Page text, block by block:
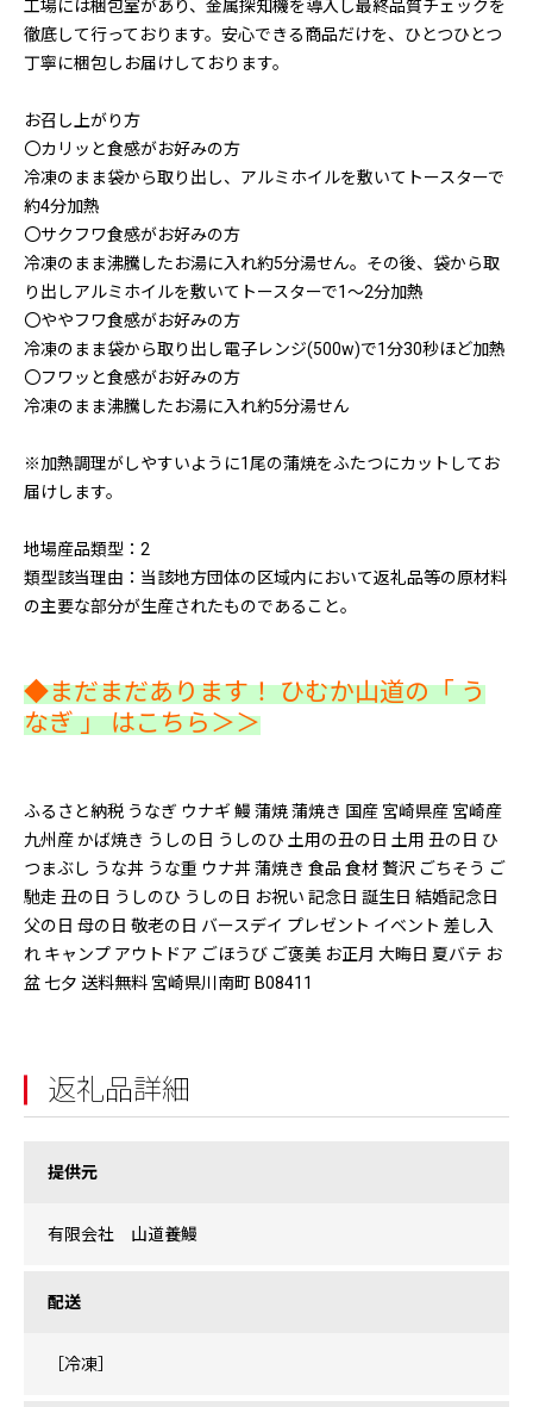
工場には梱包室があり、金属探知機を導入し最終品質チェックを
徹底して行っております。安心できる商品だけを、ひとつひとつ
丁寧に梱包しお届けしております。
お召し上がり方
〇カリッと食感がお好みの方
冷凍のまま袋から取り出し、アルミホイルを敷いてトースターで
約4分加熱
〇サクフワ食感がお好みの方
冷凍のまま沸騰したお湯に入れ約5分湯せん。その後、袋から取
り出しアルミホイルを敷いてトースターで1〜2分加熱
〇ややフワ食感がお好みの方
冷凍のまま袋から取り出し電子レンジ(500w)で1分30秒ほど加熱
〇フワッと食感がお好みの方
冷凍のまま沸騰したお湯に入れ約5分湯せん
※加熱調理がしやすいように1尾の蒲焼をふたつにカットしてお
届けします。
地場産品類型：2
類型該当理由：当該地方団体の区域内において返礼品等の原材料
の主要な部分が生産されたものであること。
◆まだまだあります！ ひむか山道の「 う
なぎ 」 はこちら＞＞
ふるさと納税 うなぎ ウナギ 鰻 蒲焼 蒲焼き 国産 宮崎県産 宮崎産
九州産 かば焼き うしの日 うしのひ 土用の丑の日 土用 丑の日 ひ
つまぶし うな丼 うな重 ウナ丼 蒲焼き 食品 食材 贅沢 ごちそう ご
馳走 丑の日 うしのひ うしの日 お祝い 記念日 誕生日 結婚記念日
父の日 母の日 敬老の日 バースデイ プレゼント イベント 差し入
れ キャンプ アウトドア ごほうび ご褒美 お正月 大晦日 夏バテ お
盆 七夕 送料無料 宮崎県川南町 B08411
返礼品詳細
提供元
有限会社 山道養鰻
配送
［冷凍］